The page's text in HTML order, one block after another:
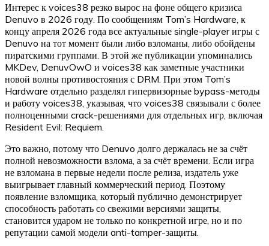
Интерес к voices38 резко вырос на фоне общего кризиса
Denuvo в 2026 году. По сообщениям Tom’s Hardware, к
концу апреля 2026 года все актуальные single-player игры с
Denuvo на тот момент были либо взломаны, либо обойдены
пиратскими группами. В этой же публикации упоминались
MKDev, DenuvOwO и voices38 как заметные участники
новой волны противостояния с DRM. При этом Tom’s
Hardware отдельно разделял гипервизорные bypass-методы
и работу voices38, указывая, что voices38 связывали с более
полноценными crack-решениями для отдельных игр, включая
Resident Evil: Requiem.
Это важно, потому что Denuvo долго держалась не за счёт
полной невозможности взлома, а за счёт времени. Если игра
не взломана в первые недели после релиза, издатель уже
выигрывает главный коммерческий период. Поэтому
появление взломщика, который публично демонстрирует
способность работать со свежими версиями защиты,
становится ударом не только по конкретной игре, но и по
репутации самой модели anti-tamper-защиты.